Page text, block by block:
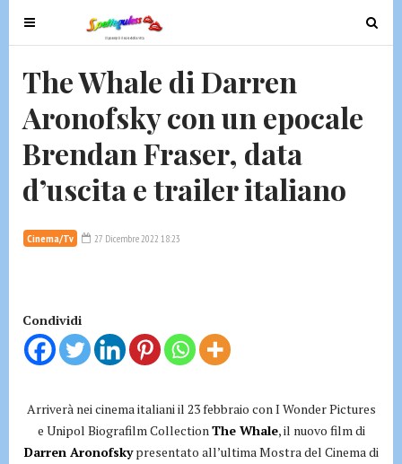
T
o
e
n
v
g
o
n
T
o
The Whale di Darren
Aronofsky con un epocale
Brendan Fraser, data
d’uscita e trailer italiano
Cinema/Tv 27 Dicembre 2022 18:23
Condividi
Arriverà nei cinema italiani il 23 febbraio con I Wonder Pictures
e Unipol Biografilm CollectionThe Whale, il nuovo film di
Darren Aronofskypresentato all’ultima Mostra del Cinema di